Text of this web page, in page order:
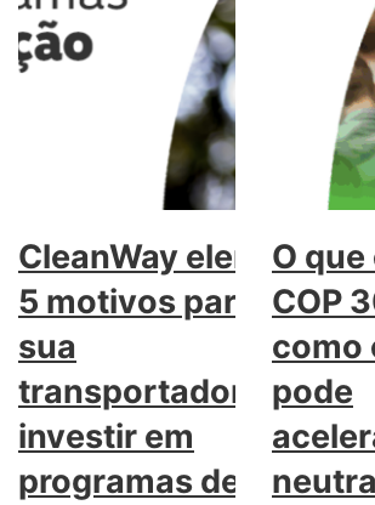
CleanWay elenca
5 motivos para
sua
transportadora
investir em
programas de
O que
COP
como
pode